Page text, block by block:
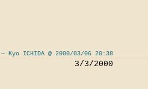
— Kyo ICHIDA @ 2000/03/06 20:38
3/3/2000